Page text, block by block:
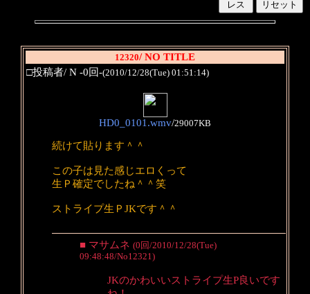
12320/ NO TITLE
□投稿者/ N -0回-(2010/12/28(Tue) 01:51:14)
HD0_0101.wmv/29007KB
続けて貼ります＾＾
この子は見た感じエロくって
生Ｐ確定でしたね＾＾笑
ストライプ生ＰJKです＾＾
■ マサムネ (0回/2010/12/28(Tue)
09:48:48/No12321)
JKのかわいいストライプ生P良いです